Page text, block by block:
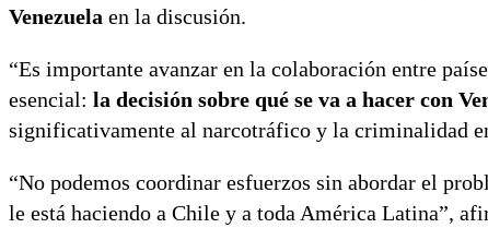
Venezuela en la discusión.
“Es importante avanzar en la colaboración entre
esencial: la decisión sobre qué se va a hacer con
significativamente al narcotráfico y la criminalidad
“No podemos coordinar esfuerzos sin abordar el
le está haciendo a Chile y a toda América Latina”,